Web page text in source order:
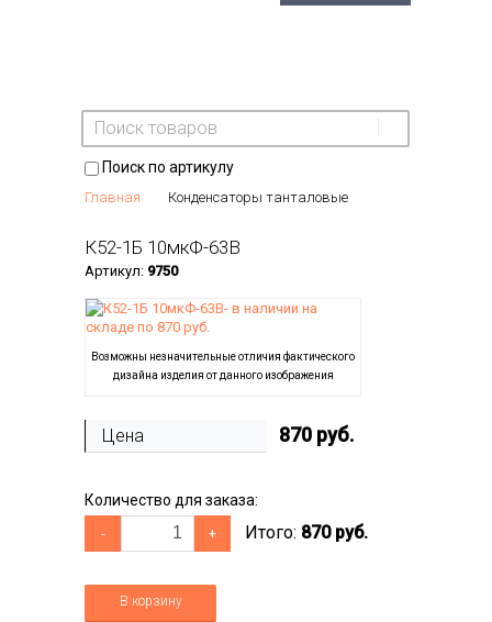
Поиск по артикулу
Главная Конденсаторы танталовые
К52-1Б 10мкФ-63В
Артикул: 9750
Возможны незначительные отличия фактического
дизайна изделия от данного изображения
Цена 870 руб.
Количество для заказа:
- + Итого: 870 руб.
В корзину